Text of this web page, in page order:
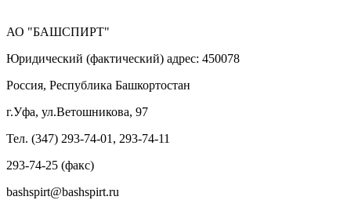
АО "БАШСПИРТ"
Юридический (фактический) адрес: 450078
Россия, Республика Башкортостан
г.Уфа, ул.Ветошникова, 97
Тел. (347) 293-74-01, 293-74-11
293-74-25 (факс)
bashspirt@bashspirt.ru